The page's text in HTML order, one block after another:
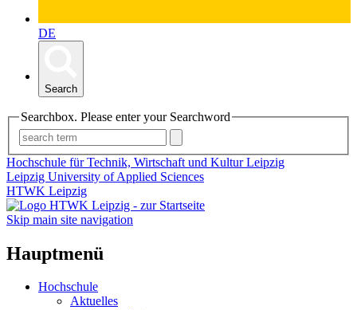
DE
Search
Searchbox. Please enter your Searchword
Hochschule für Technik, Wirtschaft und Kultur Leipzig
Leipzig University of Applied Sciences
HTWK Leipzig
Skip main site navigation
Hauptmenü
Hochschule
Aktuelles